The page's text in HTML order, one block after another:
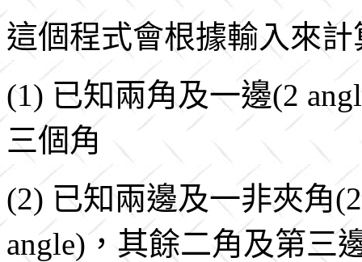
這個程式會根據輸入來計
(1) 已知兩角及一邊(2
三個角
(2) 已知兩邊及一非夾角
angle)，其餘二角及第三